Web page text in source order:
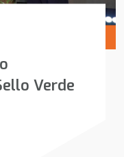
Verde